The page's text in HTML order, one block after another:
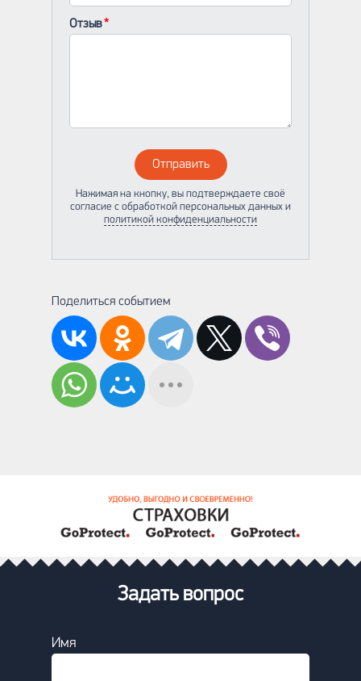
Отзыв
Отправить
Нажимая на кнопку, вы подтверждаете своё
согласие с обработкой персональных данных и
политикой конфиденциальности
Поделиться событием
Задать вопрос
Имя